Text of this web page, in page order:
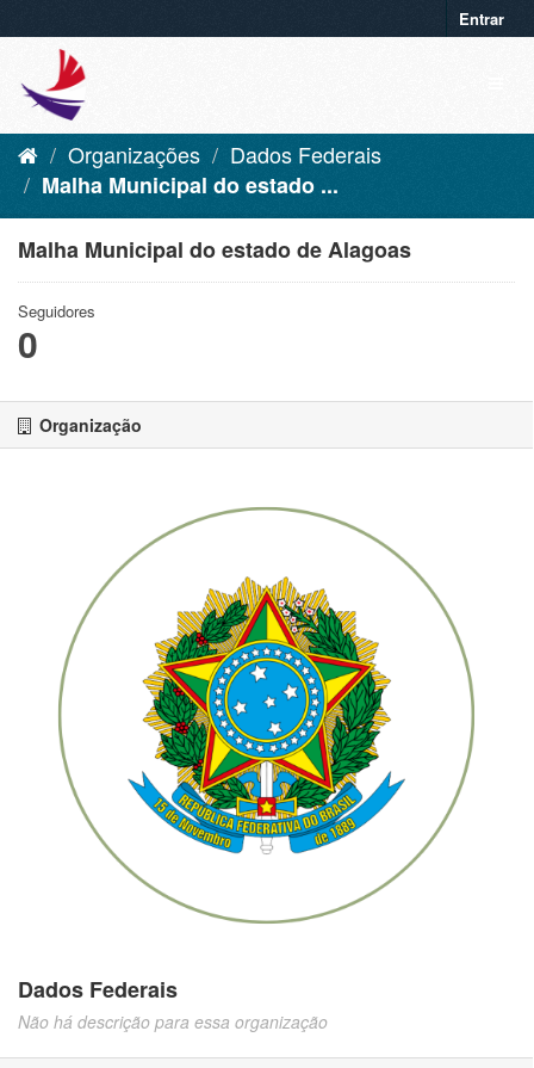
Entrar
Organizações
Dados Federais
Malha Municipal do estado ...
Malha Municipal do estado de Alagoas
Seguidores
0
Organização
Dados Federais
Não há descrição para essa organização